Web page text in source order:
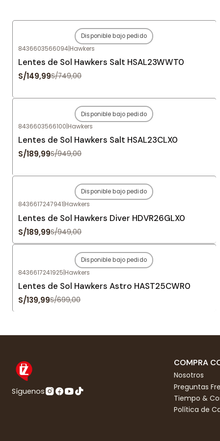
Agotado
Disponible bajo pedido
8436603566094|Hawkers
Lentes de Sol Hawkers Salt HSAL23WWT0
S/149,99S/749,00
Agotado
Disponible bajo pedido
8436603566100|Hawkers
Lentes de Sol Hawkers Salt HSAL23CLX0
S/189,99S/949,00
Agotado
Disponible bajo pedido
8436617247941|Hawkers
Lentes de Sol Hawkers Diver HDVR26GLX0
S/189,99S/949,00
Agotado
Disponible bajo pedido
8436617241925|Hawkers
Lentes de Sol Hawkers Astro HAST25CWR0
S/139,99S/699,00
Síguenos
COMPRA
Nosotros
Preguntas
Tiempo &
Política de